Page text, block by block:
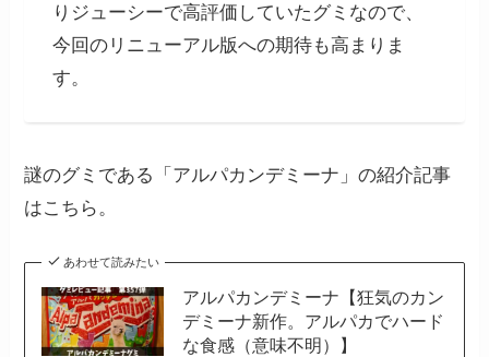
りジューシーで高評価していたグミなので、
今回のリニューアル版への期待も高まりま
す。
謎のグミである「アルパカンデミーナ」の紹介記事
はこちら。
あわせて読みたい
アルパカンデミーナ【狂気のカン
デミーナ新作。アルパカでハード
な食感（意味不明）】